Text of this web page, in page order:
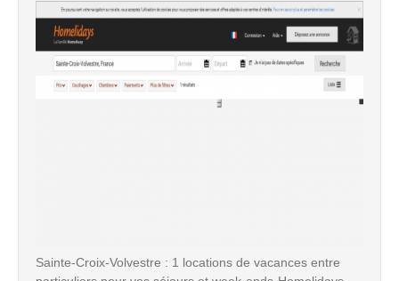
Sainte-Croix-Volvestre : 1 locations de vacances entre